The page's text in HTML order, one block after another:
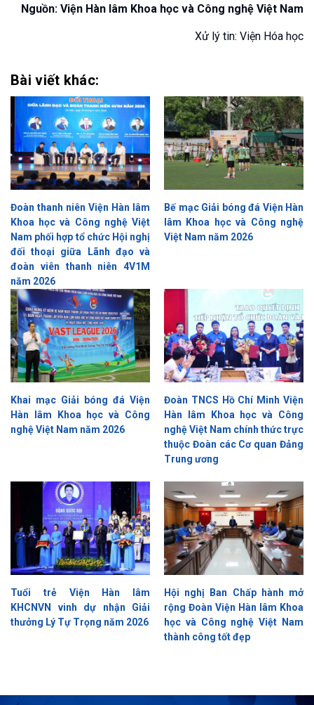
Nguồn: Viện Hàn lâm Khoa học và Công nghệ Việt Nam
Xử lý tin: Viện Hóa học
Bài viết khác:
Đoàn thanh niên Viện Hàn lâm
Khoa học và Công nghệ Việt
Nam phối hợp tổ chức Hội nghị
đối thoại giữa Lãnh đạo và
đoàn viên thanh niên 4V1M
năm 2026
Bế mạc Giải bóng đá Viện Hàn
lâm Khoa học và Công nghệ
Việt Nam năm 2026
Khai mạc Giải bóng đá Viện
Hàn lâm Khoa học và Công
nghệ Việt Nam năm 2026
Đoàn TNCS Hồ Chí Minh Viện
Hàn lâm Khoa học và Công
nghệ Việt Nam chính thức trực
thuộc Đoàn các Cơ quan Đảng
Trung ương
Tuổi trẻ Viện Hàn lâm
KHCNVN vinh dự nhận Giải
thưởng Lý Tự Trọng năm 2026
Hội nghị Ban Chấp hành mở
rộng Đoàn Viện Hàn lâm Khoa
học và Công nghệ Việt Nam
thành công tốt đẹp